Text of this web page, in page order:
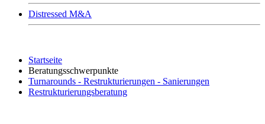
Distressed M&A
Startseite
Beratungsschwerpunkte
Turnarounds - Restrukturierungen - Sanierungen
Restrukturierungsberatung